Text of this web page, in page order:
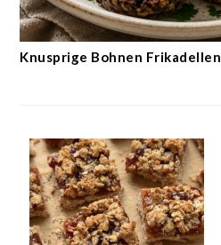
Knusprige Bohnen Frikadellen